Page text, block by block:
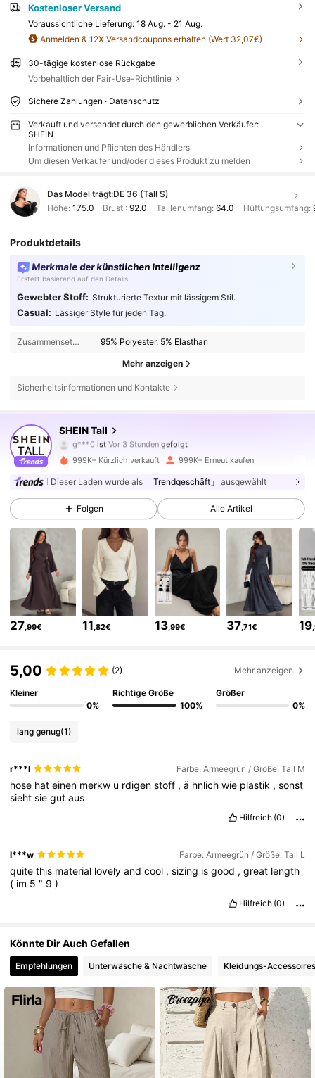
Kostenloser Versand
Voraussichtliche Lieferung: 18 Aug. - 21 Aug.
Anmelden & 12X Versandcoupons erhalten (Wert 32,07€)
30-tägige kostenlose Rückgabe
Vorbehaltlich der Fair-Use-Richtlinie
Sichere Zahlungen · Datenschutz
Verkauft und versendet durch den gewerblichen Verkäufer:
SHEIN
Informationen und Pflichten des Händlers
Um diesen Verkäufer und/oder dieses Produkt zu melden
Das Model trägt:DE 36 (Tall S)
Höhe: 175.0 Brust :92.0 Taillenumfang: 64.0 Hüftungsumfang:
Produktdetails
Merkmale der künstlichen Intelligenz
Erstellt basierend auf den Details
Gewebter Stoff: Strukturierte Textur mit lässigem Stil.
Casual: Lässiger Style für jeden Tag.
Zusammensetzung: 95% Polyester, 5% Elasthan
Mehr anzeigen
Sicherheitsinformationen und Kontakte
SHEIN Tall
g***0ist Vor 3 Stunden
l***4ist am Durchsuchen
4,81
1M Follower
4,81
1M Follower
4,81 1M Follower
1M Follower
4,81 1M Follower
999K+ Kürzlich verkauft 999K+ Erneut kaufen
Dieser Laden wurde als 「Trendgeschäft」 ausgewählt
Folgen Alle Artikel
27,99€ 11,82€ 13,99€ 37,71€ 19
5,00 (2) Mehr anzeigen
Kleiner
0%
Richtige Größe
100%
Größer
0%
lang genug(1)
r***l Farbe: Armeegrün / Größe: Tall M
hose hateinen merkw ü rdigenstoff ,ä hnlichwie plastik ,sonst
siehtsiegutaus
Hilfreich (0)
l***w Farbe: Armeegrün / Größe: Tall L
quitethis material lovelyandcool ,sizing isgood ,great length
( im 5 " 9)
Hilfreich (0)
Könnte Dir Auch Gefallen
Empfehlungen Unterwäsche & Nachtwäsche Kleidungs-Accessoires